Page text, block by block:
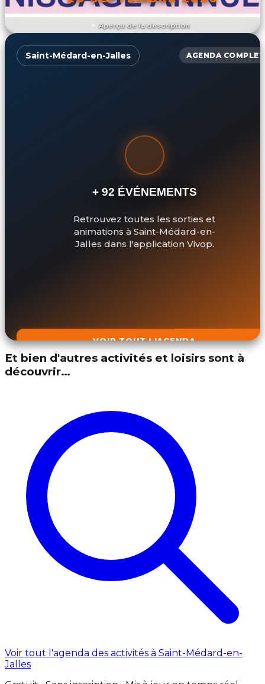
Aperçu de la description
DÉCOUVRIR L'ÉVÉNEMENT
Saint-Médard-en-Jalles AGENDA COMPLET
+ 92 ÉVÉNEMENTS
Retrouvez toutes les sorties et
animations à Saint-Médard-en-
Jalles dans l'application Vivop.
VOIR TOUT L'AGENDA
Et bien d'autres activités et loisirs sont à
découvrir…
Voir tout l'agenda des activités à Saint-Médard-en-
Jalles